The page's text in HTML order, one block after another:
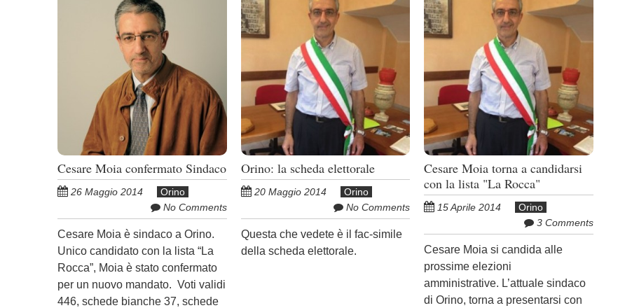
Cesare Moia confermato Sindaco
26 Maggio 2014
Orino
No Comments
Cesare Moia è sindaco a Orino.
Unico candidato con la lista “La
Rocca”, Moia è stato confermato
per un nuovo mandato. Voti validi
446, schede bianche 37, schede
Orino: la scheda elettorale
20 Maggio 2014
Orino
No Comments
Questa che vedete è il fac-simile
della scheda elettorale.
Cesare Moia torna a candidarsi
con la lista "La Rocca"
15 Aprile 2014
Orino
3 Comments
Cesare Moia si candida alle
prossime elezioni
amministrative. L’attuale sindaco
di Orino, torna a presentarsi con